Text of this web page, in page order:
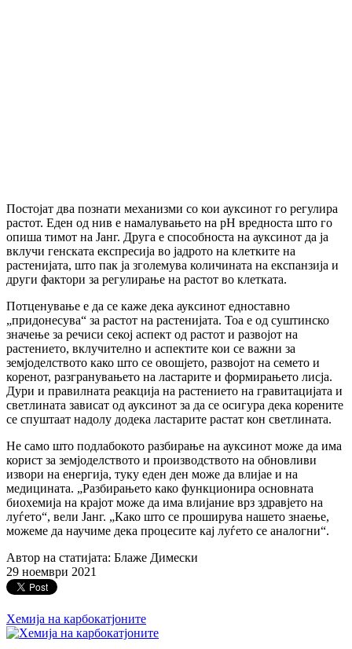
Постојат два познати механизми со кои ауксинот го регулира
растот. Еден од нив е намалувањето на pH вредноста што го
опиша тимот на Јанг. Друга е способноста на ауксинот да ја
вклучи генската експресија во јадрото на клетките на
растенијата, што пак ја зголемува количината на експанзија и
други фактори за регулирање на растот во клетката.
Потценување е да се каже дека ауксинот едноставно
„придонесува“ за растот на растенијата. Тоа е од суштинско
значење за речиси секој аспект од растот и развојот на
растението, вклучително и аспектите кои се важни за
земјоделството како што се овошјето, развојот на семето и
коренот, разгранувањето на ластарите и формирањето лисја.
Дури и правилната реакција на растението на гравитацијата и
светлината зависат од ауксинот за да се осигура дека корените
се спуштаат надолу додека ластарите растат кон светлината.
Не само што подлабокото разбирање на ауксинот може да има
корист за земјоделството и производството на обновливи
извори на енергија, туку еден ден може да влијае и на
медицината. „Разбирањето како функционира основната
биохемија на крајот може да има влијание врз здравјето на
луѓето“, вели Јанг. „Како што се проширува нашето знаење,
можеме да научиме дека процесите кај луѓето се аналогни“.
Автор на статијата: Блаже Димески
29 ноември 2021
Хемија на карбокатјоните